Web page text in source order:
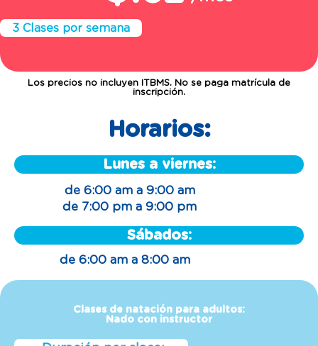
3 Clases por semana
Los precios no incluyen ITBMS. No se paga matrícula de
inscripción.
Horarios:
Lunes a viernes:
de 7:00 pm a 9:00 pm
Sábados:
Nado con instructor
Duración por clase: